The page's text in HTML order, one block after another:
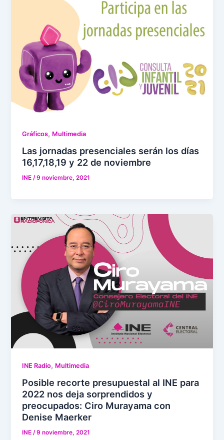
Gráficos, Multimedia
Las jornadas presenciales serán los días
16,17,18,19 y 22 de noviembre
INE/9 noviembre, 2021
INE Radio, Multimedia
Posible recorte presupuestal al INE para
2022 nos deja sorprendidos y
preocupados: Ciro Murayama con
Denise Maerker
INE/9 noviembre, 2021